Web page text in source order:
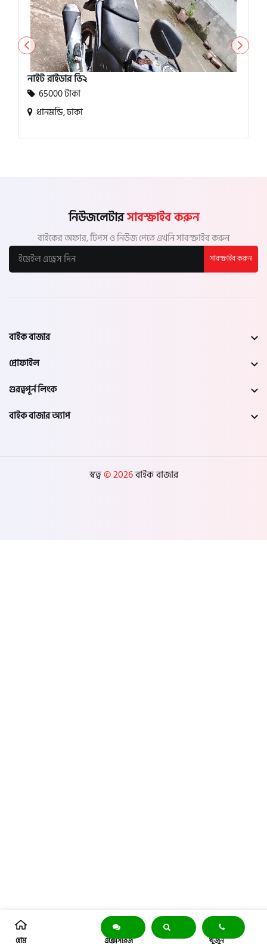
হোম এক্সেসরিজ খুঁজুন
নাইট রাইডার ভি২
65000 টাকা
ধানমন্ডি, ঢাকা
নিউজলেটারসাবস্ক্রাইব করুন
বাইকের অফার, টিপস ও নিউজ পেতে এখনি সাবস্ক্রাইব করুন
সাবস্ক্রাইব করুন
বাইক বাজার
প্রোফাইল
গুরত্বপূর্ন লিংক
বাইক বাজার অ্যাপ
স্বত্ব© 2026বাইক বাজার